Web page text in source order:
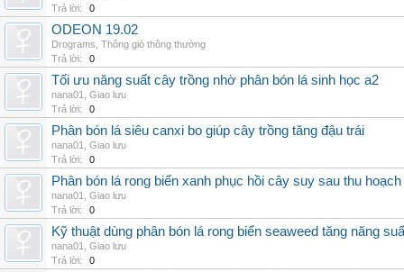
Trả lời:
0
ODEON 19.02
Drograms Thông gió thông thường
Trả lời:
0
Tối ưu năng suất cây trồng nhờ phân bón lá sinh học a2
nana01
Giao lưu
Trả lời:
0
Phân bón lá siêu canxi bo giúp cây trồng tăng đậu trái
nana01
Giao lưu
Trả lời:
0
Phân bón lá rong biển xanh phục hồi cây suy sau thu hoạch
nana01
Giao lưu
Trả lời:
0
Kỹ thuật dùng phân bón lá rong biển seaweed tăng năng
nana01
Giao lưu
Trả lời:
0